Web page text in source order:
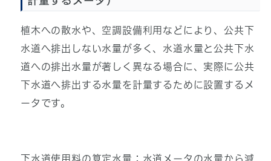
植木への散水や、空調設備利用などにより、公共下
水道へ排出しない水量が多く、水道水量と公共下水
道への排出水量が著しく異なる場合に、実際に公共
下水道へ排出する水量を計量するために設置するメ
ータです。
下水道使用料の算定水量：水道メータの水量から減